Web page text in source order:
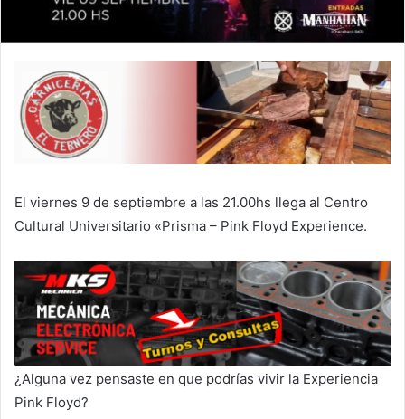
El viernes 9 de septiembre a las 21.00hs llega al Centro
Cultural Universitario «Prisma – Pink Floyd Experience.
¿Alguna vez pensaste en que podrías vivir la Experiencia
Pink Floyd?